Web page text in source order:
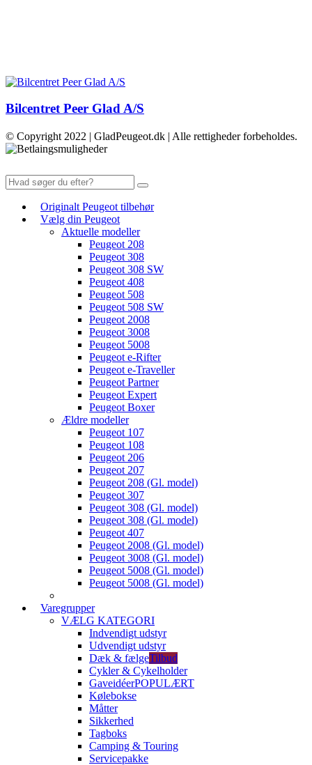
Bilcentret Peer Glad A/S
© Copyright 2022 | GladPeugeot.dk | Alle rettigheder forbeholdes.
Originalt Peugeot tilbehør
Vælg din Peugeot
Aktuelle modeller
Peugeot 208
Peugeot 308
Peugeot 308 SW
Peugeot 408
Peugeot 508
Peugeot 508 SW
Peugeot 2008
Peugeot 3008
Peugeot 5008
Peugeot e-Rifter
Peugeot e-Traveller
Peugeot Partner
Peugeot Expert
Peugeot Boxer
Ældre modeller
Peugeot 107
Peugeot 108
Peugeot 206
Peugeot 207
Peugeot 208 (Gl. model)
Peugeot 307
Peugeot 308 (Gl. model)
Peugeot 308 (Gl. model)
Peugeot 407
Peugeot 2008 (Gl. model)
Peugeot 3008 (Gl. model)
Peugeot 5008 (Gl. model)
Peugeot 5008 (Gl. model)
Varegrupper
VÆLG KATEGORI
Indvendigt udstyr
Udvendigt udstyr
Dæk & fælgeTilbud
Cykler & Cykelholder
GaveidéerPOPULÆRT
Kølebokse
Måtter
Sikkerhed
Tagboks
Camping & Touring
Servicepakke